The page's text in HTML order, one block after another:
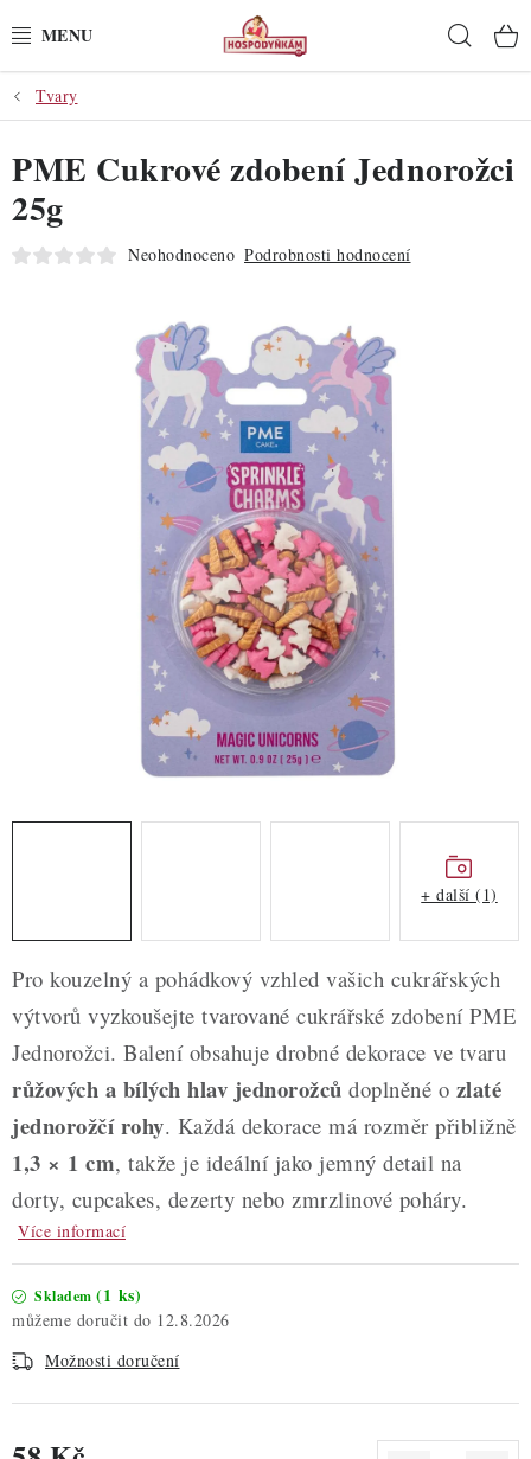
na
POTŘEBY
POMŮCKY
SUROVINY
DÁRKOVÉ POUKAZY
TÉMATICKÉ PRODUKTY
Hodnocení obchodu
Blog
Moje objednávka
Podmínky ochrany osobních údajů
Tvary
Pro kouzelný a pohádkový vzhled vašich cukrářských
výtvorů vyzkoušejte tvarované cukrářské zdobení PME
Jednorožci. Balení obsahuje drobné dekorace ve tvaru
růžových a bílých hlav jednorožců doplněné o zlaté
jednorožčí rohy. Každá dekorace má rozměr přibližně
1,3 × 1 cm, takže je ideální jako jemný detail na
dorty, cupcakes, dezerty nebo zmrzlinové poháry.
Více informací
Skladem (1 ks)
12.8.2026
Možnosti doručení
PME Cukrové zdobení Jednorožci
25g
Neohodnoceno Podrobnosti hodnocení
+ další (1)